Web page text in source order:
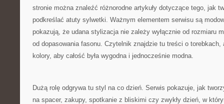
stronie można znaleźć różnorodne artykuły dotyczące tego, jak
podkreślać atuty sylwetki. Ważnym elementem serwisu są
pokazują, że udana stylizacja nie zależy wyłącznie od rozmiaru
od dopasowania fasonu. Czytelnik znajdzie tu treści o
kolory, aby całość była wygodna i jednocześnie modna.
Dużą rolę odgrywa tu styl na co dzień. Serwis pokazuje, jak
na spacer, zakupy, spotkanie z bliskimi czy zwykły dzień, w